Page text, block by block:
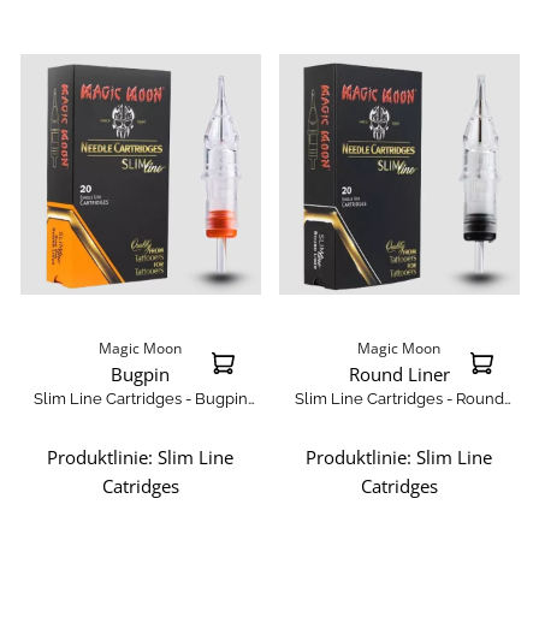
Magic Moon
Bugpin
Slim Line Cartridges - Bugpin
Produktlinie: Slim Line
Catridges
Magic Moon
Round Liner
Slim Line Cartridges - Round
Produktlinie: Slim Line
Catridges